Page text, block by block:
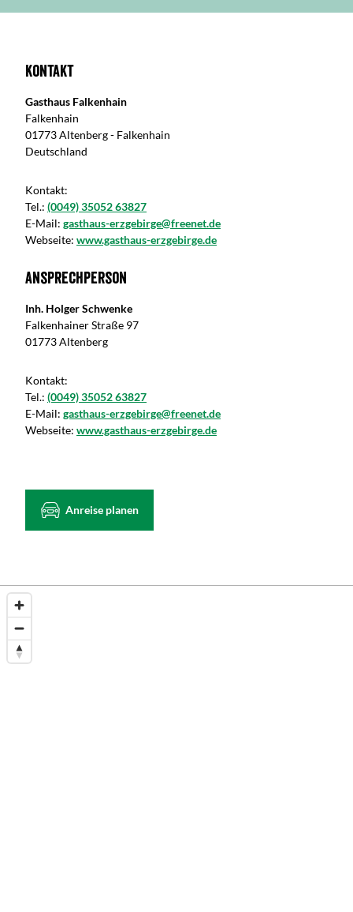
Kontakt
Gasthaus Falkenhain
Falkenhain
01773 Altenberg - Falkenhain
Deutschland
Kontakt:
Tel.: (0049) 35052 63827
E-Mail: gasthaus-erzgebirge@freenet.de
Webseite: www.gasthaus-erzgebirge.de
Ansprechperson
Inh. Holger Schwenke
Falkenhainer Straße 97
01773 Altenberg
Kontakt:
Tel.: (0049) 35052 63827
E-Mail: gasthaus-erzgebirge@freenet.de
Webseite: www.gasthaus-erzgebirge.de
Anreise planen